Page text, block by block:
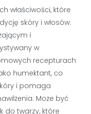
właściwości, które
skóry i włosów.
i
w
recepturach
humektant, co
i pomaga
Może być
do twarzy, które